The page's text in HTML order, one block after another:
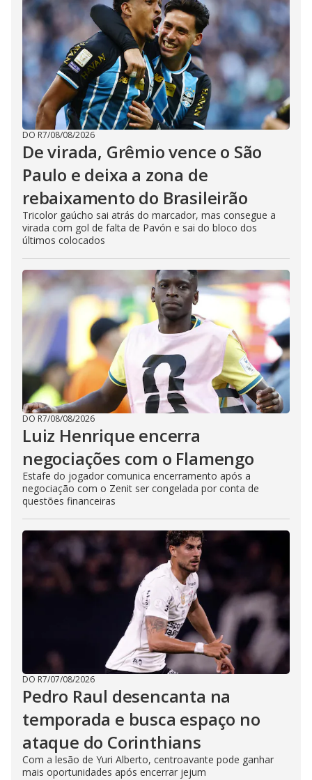
DO R7/08/08/2026
De virada, Grêmio vence o São
Paulo e deixa a zona de
rebaixamento do Brasileirão
Tricolor gaúcho sai atrás do marcador, mas consegue a
virada com gol de falta de Pavón e sai do bloco dos
últimos colocados
DO R7/08/08/2026
Luiz Henrique encerra
negociações com o Flamengo
Estafe do jogador comunica encerramento após a
negociação com o Zenit ser congelada por conta de
questões financeiras
DO R7/07/08/2026
Pedro Raul desencanta na
temporada e busca espaço no
ataque do Corinthians
Com a lesão de Yuri Alberto, centroavante pode ganhar
mais oportunidades após encerrar jejum